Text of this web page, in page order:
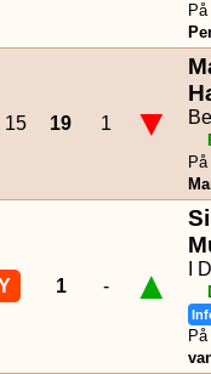
15 19 1 ▼
1 - ▲ I